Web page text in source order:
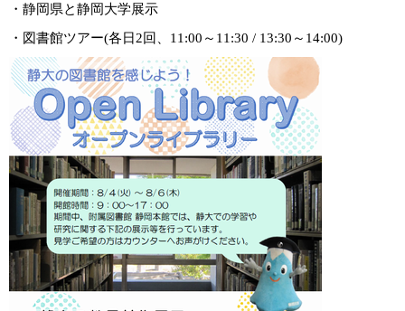
・静岡県と静岡大学展示
・図書館ツアー(各日2回、11:00～11:30 / 13:30～14:00)